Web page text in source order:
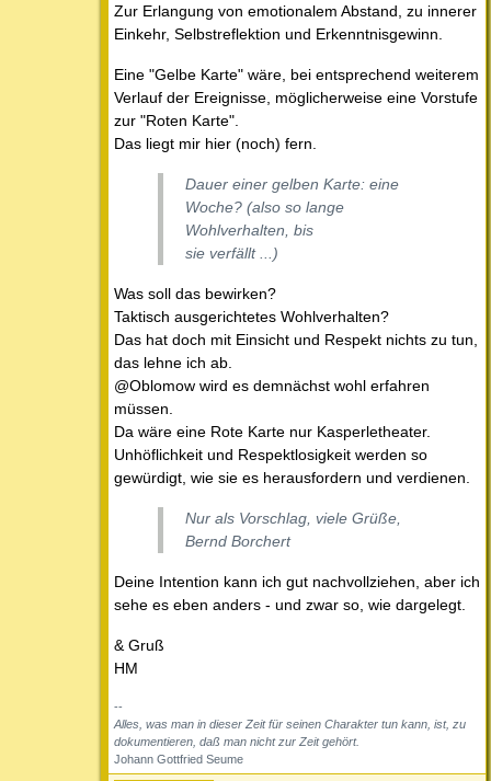
Zur Erlangung von emotionalem Abstand, zu innerer
Einkehr, Selbstreflektion und Erkenntnisgewinn.
Eine "Gelbe Karte" wäre, bei entsprechend weiterem
Verlauf der Ereignisse, möglicherweise eine Vorstufe
zur "Roten Karte".
Das liegt mir hier (noch) fern.
Dauer einer gelben Karte: eine
Woche? (also so lange
Wohlverhalten, bis
sie verfällt ...)
Was soll das bewirken?
Taktisch ausgerichtetes Wohlverhalten?
Das hat doch mit Einsicht und Respekt nichts zu tun,
das lehne ich ab.
@Oblomow wird es demnächst wohl erfahren
müssen.
Da wäre eine Rote Karte nur Kasperletheater.
Unhöflichkeit und Respektlosigkeit werden so
gewürdigt, wie sie es herausfordern und verdienen.
Nur als Vorschlag, viele Grüße,
Bernd Borchert
Deine Intention kann ich gut nachvollziehen, aber ich
sehe es eben anders - und zwar so, wie dargelegt.
& Gruß
HM
--
Alles, was man in dieser Zeit für seinen Charakter tun kann, ist, zu
dokumentieren, daß man nicht zur Zeit gehört.
Johann Gottfried Seume